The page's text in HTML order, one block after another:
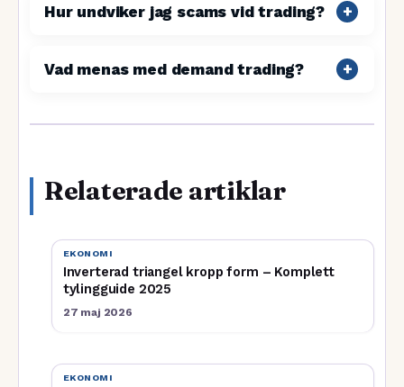
Hur undviker jag scams vid trading?
Vad menas med demand trading?
Relaterade artiklar
EKONOMI
Inverterad triangel kropp form – Komplett
tylingguide 2025
27 maj 2026
EKONOMI